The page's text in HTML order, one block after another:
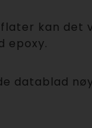
kan det
epoxy.
datablad